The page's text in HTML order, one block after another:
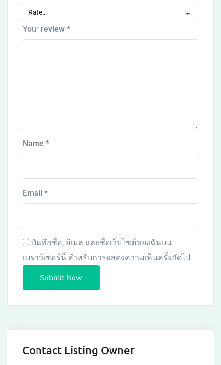
Your review *
Name *
Email *
บันทึกชื่อ, อีเมล และชื่อเว็บไซต์ของฉันบน
เบราว์เซอร์นี้ สำหรับการแสดงความเห็นครั้งถัดไป
Contact Listing Owner